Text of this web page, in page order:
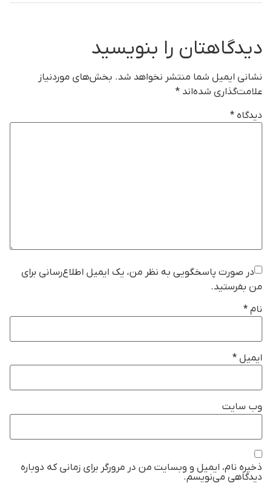
دیدگاهتان را بنویسید
نشانی ایمیل شما منتشر نخواهد شد. بخش‌های موردنیاز
علامت‌گذاری شده‌اند *
دیدگاه *
در صورت پاسخگویی به نظر من، یک ایمیل اطلاع‌رسانی برای
من بفرستید.
نام *
ایمیل *
وب‌ سایت
ذخیره نام، ایمیل و وبسایت من در مرورگر برای زمانی که دوباره
دیدگاهی می‌نویسم.